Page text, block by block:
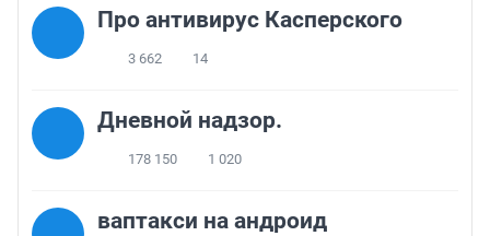
Про антивирус Касперского
3 662 14
Дневной надзор.
178 150 1 020
ваптакси на андроид